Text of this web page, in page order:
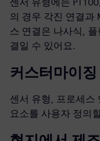
의 경우 각진 연결과
스 연결은 나사식,
결일 수 있어요.
커스터마이
센서 유형, 프로세스
요소를 사용자 정의